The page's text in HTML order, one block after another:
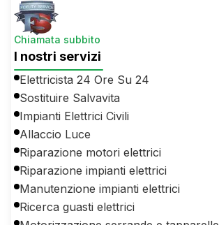
Chiamata subbito
I nostri servizi
Elettricista 24 Ore Su 24
Sostituire Salvavita
Impianti Elettrici Civili
Allaccio Luce
Riparazione motori elettrici
Riparazione impianti elettrici
Manutenzione impianti elettrici
Ricerca guasti elettrici